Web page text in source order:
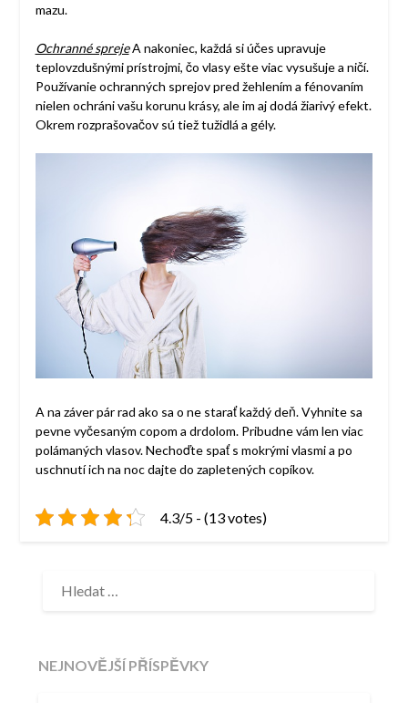
mazu.
Ochranné sprejeA nakoniec, každá si účes upravuje
teplovzdušnými prístrojmi, čo vlasy ešte viac vysušuje a ničí.
Používanie ochranných sprejov pred žehlením a fénovaním
nielen ochráni vašu korunu krásy, ale im aj dodá žiarivý efekt.
Okrem rozprašovačov sú tiež tužidlá a gély.
A na záver pár rad ako sa o ne starať každý deň. Vyhnite sa
pevne vyčesaným copom a drdolom. Pribudne vám len viac
polámaných vlasov. Nechoďte spať s mokrými vlasmi a po
uschnutí ich na noc dajte do zapletených copíkov.
4.3/5 - (13 votes)
NEJNOVĚJŠÍ PŘÍSPĚVKY